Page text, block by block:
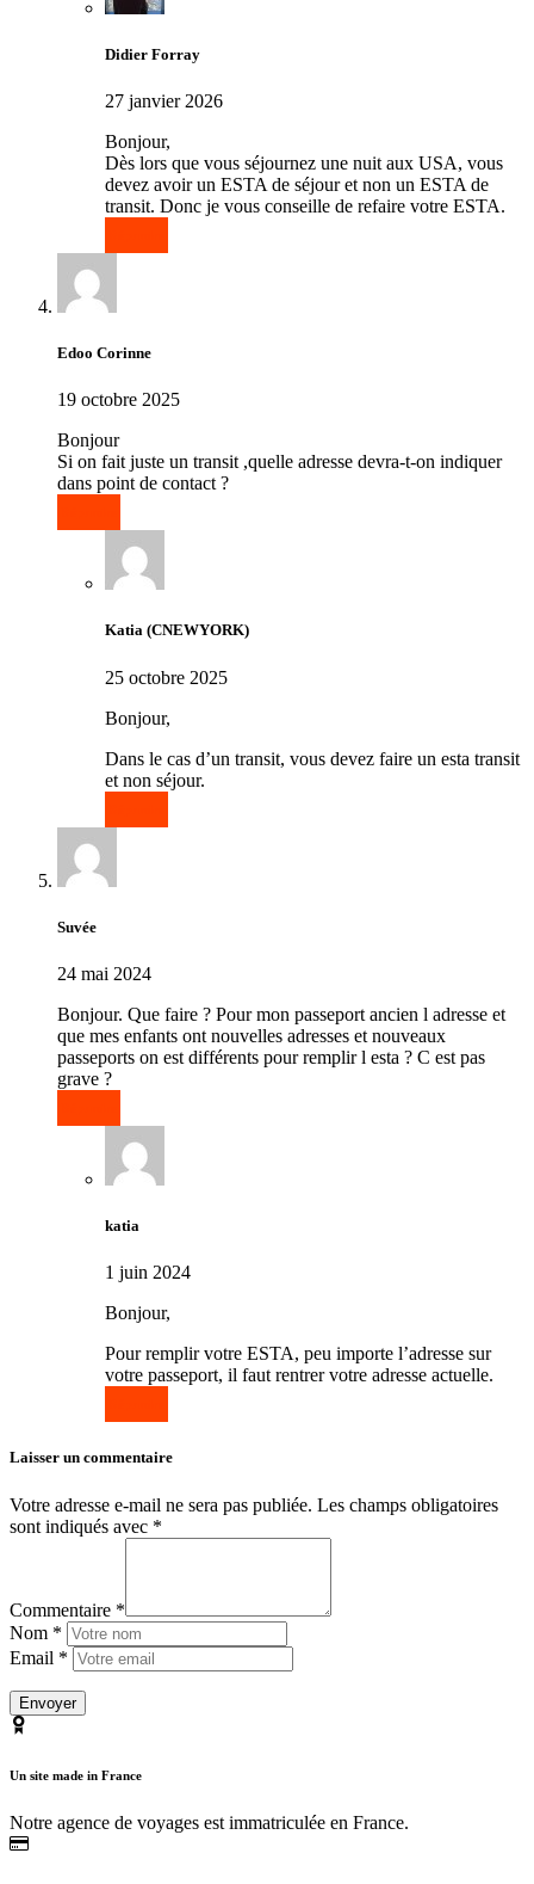
Didier Forray
27 janvier 2026
Bonjour,
Dès lors que vous séjournez une nuit aux USA, vous
devez avoir un ESTA de séjour et non un ESTA de
transit. Donc je vous conseille de refaire votre ESTA.
Edoo Corinne
19 octobre 2025
Bonjour
Si on fait juste un transit ,quelle adresse devra-t-on indiquer
dans point de contact ?
Katia (CNEWYORK)
25 octobre 2025
Bonjour,
Dans le cas d’un transit, vous devez faire un esta transit
et non séjour.
Suvée
24 mai 2024
Bonjour. Que faire ? Pour mon passeport ancien l adresse et
que mes enfants ont nouvelles adresses et nouveaux
passeports on est différents pour remplir l esta ? C est pas
grave ?
katia
1 juin 2024
Bonjour,
Pour remplir votre ESTA, peu importe l’adresse sur
votre passeport, il faut rentrer votre adresse actuelle.
Laisser un commentaire
Votre adresse e-mail ne sera pas publiée. Les champs obligatoires
sont indiqués avec *
Commentaire *
Nom *
Email *
Un site made in France
Notre agence de voyages est immatriculée en France.